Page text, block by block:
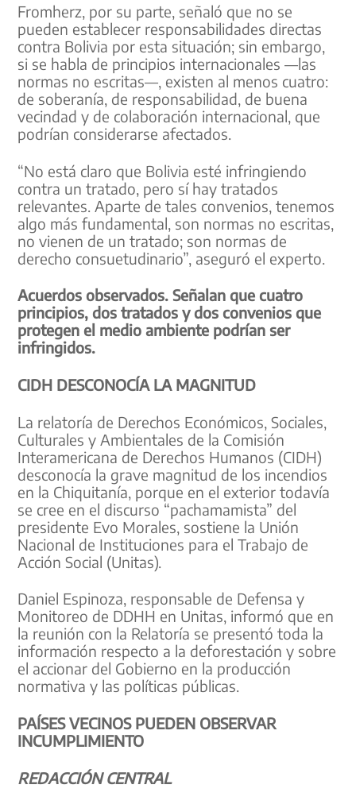
Fromherz, por su parte, señaló que no se
pueden establecer responsabilidades directas
contra Bolivia por esta situación; sin embargo,
si se habla de principios internacionales —las
normas no escritas—, existen al menos cuatro:
de soberanía, de responsabilidad, de buena
vecindad y de colaboración internacional, que
podrían considerarse afectados.
“No está claro que Bolivia esté infringiendo
contra un tratado, pero sí hay tratados
relevantes. Aparte de tales convenios, tenemos
algo más fundamental, son normas no escritas,
no vienen de un tratado; son normas de
derecho consuetudinario”, aseguró el experto.
Acuerdos observados. Señalan que cuatro
principios, dos tratados y dos convenios que
protegen el medio ambiente podrían ser
infringidos.
CIDH DESCONOCÍA LA MAGNITUD
La relatoría de Derechos Económicos, Sociales,
Culturales y Ambientales de la Comisión
Interamericana de Derechos Humanos (CIDH)
desconocía la grave magnitud de los incendios
en la Chiquitanía, porque en el exterior todavía
se cree en el discurso “pachamamista” del
presidente Evo Morales, sostiene la Unión
Nacional de Instituciones para el Trabajo de
Acción Social (Unitas).
Daniel Espinoza, responsable de Defensa y
Monitoreo de DDHH en Unitas, informó que en
la reunión con la Relatoría se presentó toda la
información respecto a la deforestación y sobre
el accionar del Gobierno en la producción
normativa y las políticas públicas.
PAÍSES VECINOS PUEDEN OBSERVAR
INCUMPLIMIENTO
REDACCIÓN CENTRAL